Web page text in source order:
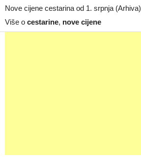
Nove cijene cestarina od 1. srpnja (Arhiva)
Više o cestarine, nove cijene